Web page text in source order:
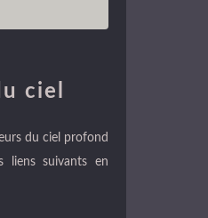
ciel
du ciel profond
liens suivants en